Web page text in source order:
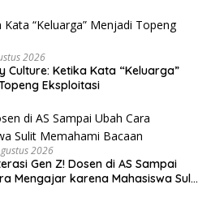
2026
Culture: Ketika Kata “Keluarga”
Eksploitasi
2026
Gen Z! Dosen di AS Sampai
Mengajar karena Mahasiswa Sulit